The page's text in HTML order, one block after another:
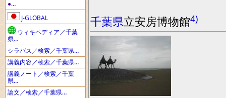
●…
J-GLOBAL
ウィキペディア／千葉
県…
シラバス／検索／千葉県…
講義内容／検索／千葉県…
講義ノート／検索／千葉
県…
論文／検索／千葉県…
千葉県立安房博物館4)